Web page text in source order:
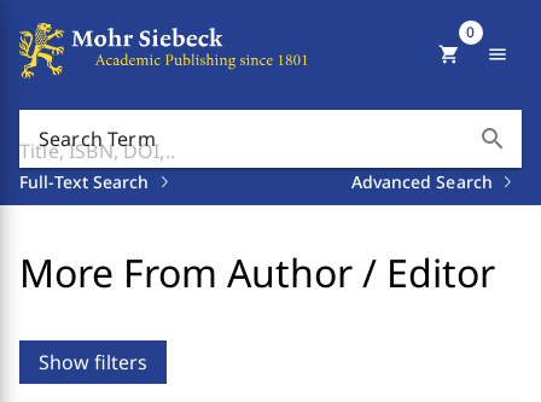
Search Term search
Full-Text Search Advanced Search
shopping_cart
0
menu
More From Author / Editor
Show filters